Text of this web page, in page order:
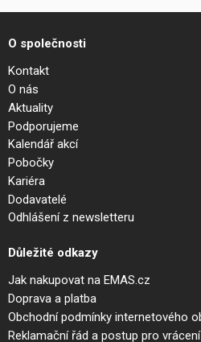
O společnosti
Kontakt
O nás
Aktuality
Podporujeme
Kalendář akcí
Pobočky
Kariéra
Dodavatelé
Odhlášení z newsletteru
Důležité odkazy
Jak nakupovat na EMAS.cz
Doprava a platba
Obchodní podmínky internetového
Reklamační řád a postup pro